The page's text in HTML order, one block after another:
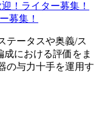
！ライター募集！
募集！
テータスや奥義/ス
における評価をま
の与力十手を運用す